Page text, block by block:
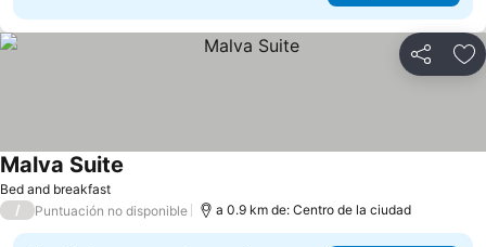
Compartir
Bed and breakfast
Malva Suite
/ Puntuación no disponible a 0.9 km de: Centro de la ciudad